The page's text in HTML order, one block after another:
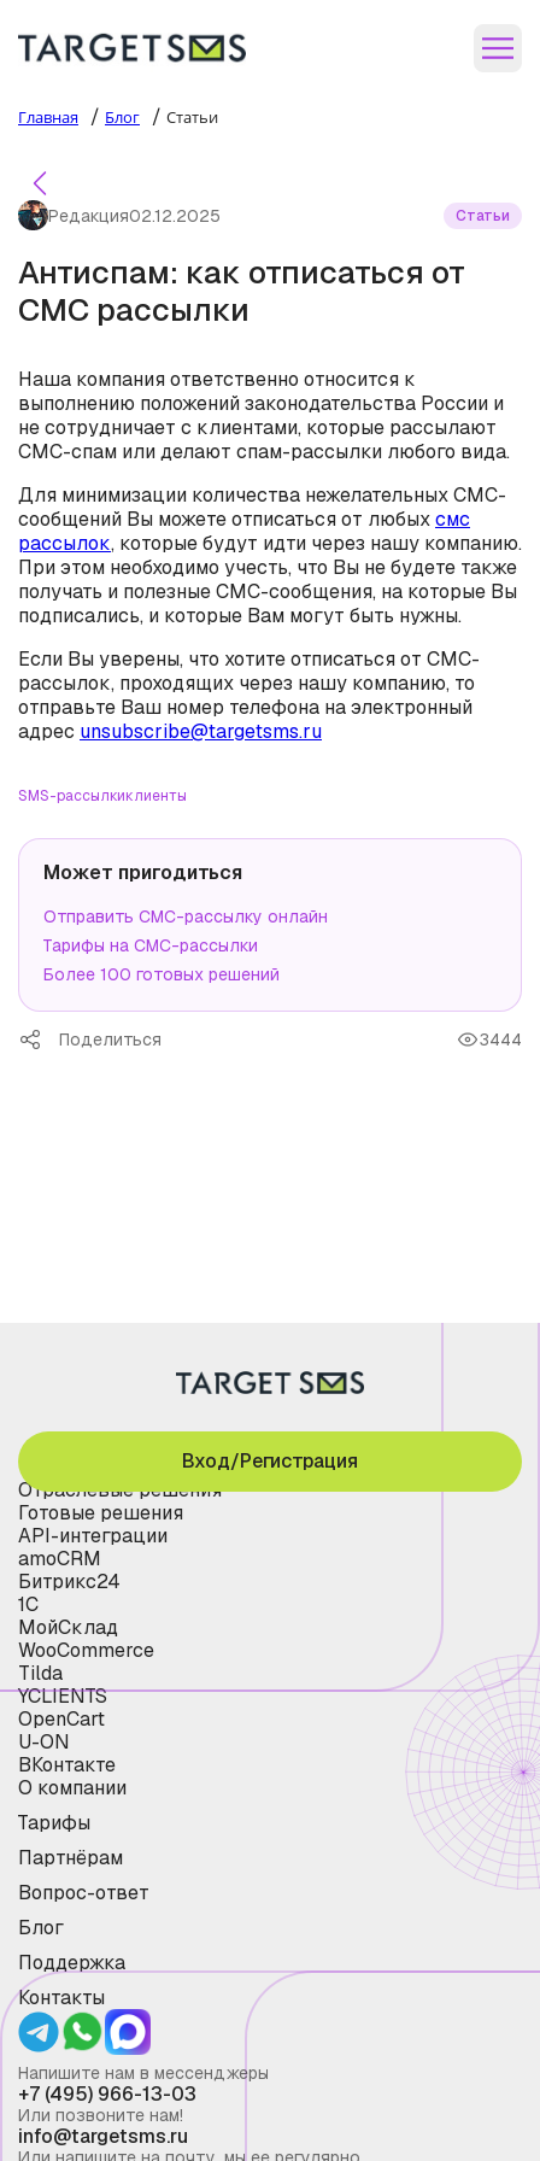
Главная / Блог / Статьи
Редакция02.12.2025 Статьи
Антиспам: как отписаться от
СМС рассылки
Наша компания ответственно относится к
выполнению положений законодательства России и
не сотрудничает с клиентами, которые рассылают
СМС-спам или делают спам-рассылки любого вида.
Для минимизации количества нежелательных СМС-
сообщений Вы можете отписаться от любыхсмс
рассылок, которые будут идти через нашу компанию.
При этом необходимо учесть, что Вы не будете также
получать и полезные СМС-сообщения, на которые Вы
подписались, и которые Вам могут быть нужны.
Если Вы уверены, что хотите отписаться от СМС-
рассылок, проходящих через нашу компанию, то
отправьте Ваш номер телефона на электронный
адрес unsubscribe@targetsms.ru
SMS-рассылкиклиенты
Может пригодиться
Отправить СМС-рассылку онлайн
Тарифы на СМС-рассылки
Более 100 готовых решений
Поделиться 3444
Отраслевые решения
Готовые решения
API-интеграции
amoCRM
Битрикс24
1С
МойСклад
WooCommerce
Tilda
YCLIENTS
OpenCart
U-ON
ВКонтакте
О компании
Тарифы
Партнёрам
Вопрос-ответ
Блог
Поддержка
Контакты
Вход/Регистрация
Напишите нам в мессенджеры
+7 (495) 966-13-03
Или позвоните нам!
info@targetsms.ru